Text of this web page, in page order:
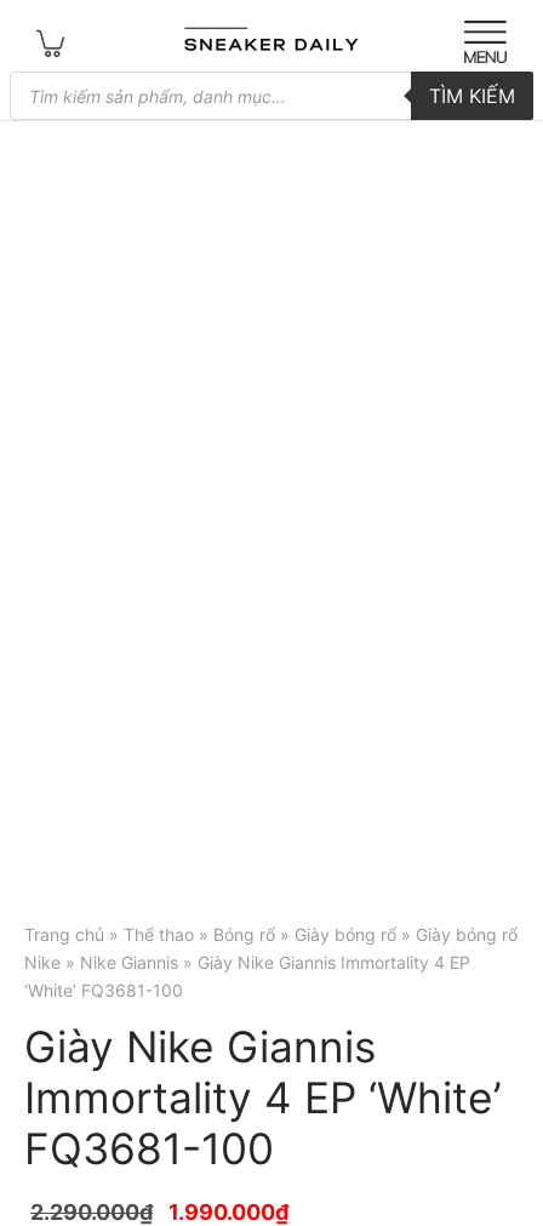
Tìm
kiếm
sản
TÌM KIẾM
Trang chủ » Thể thao » Bóng rổ » Giày bóng rổ » Giày bóng rổ
Nike » Nike Giannis » Giày Nike Giannis Immortality 4 EP
‘White’ FQ3681-100
Giày Nike Giannis
Immortality 4 EP ‘White’
FQ3681-100
2.290.000₫ 1.990.000₫